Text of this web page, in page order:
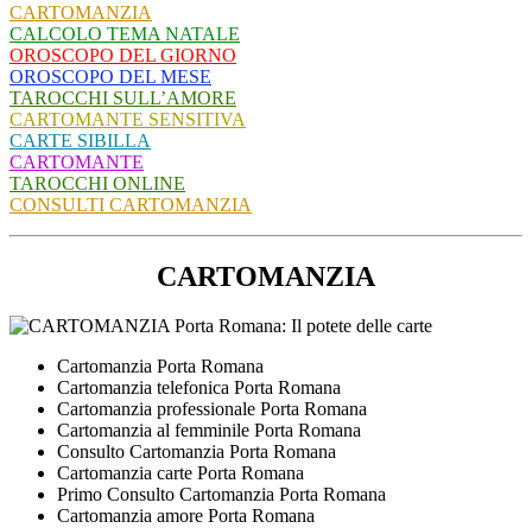
CARTOMANZIA
CALCOLO TEMA NATALE
OROSCOPO DEL GIORNO
OROSCOPO DEL MESE
TAROCCHI SULL’AMORE
CARTOMANTE SENSITIVA
CARTE SIBILLA
CARTOMANTE
TAROCCHI ONLINE
CONSULTI CARTOMANZIA
CARTOMANZIA
Cartomanzia Porta Romana
Cartomanzia telefonica Porta Romana
Cartomanzia professionale Porta Romana
Cartomanzia al femminile Porta Romana
Consulto Cartomanzia Porta Romana
Cartomanzia carte Porta Romana
Primo Consulto Cartomanzia Porta Romana
Cartomanzia amore Porta Romana